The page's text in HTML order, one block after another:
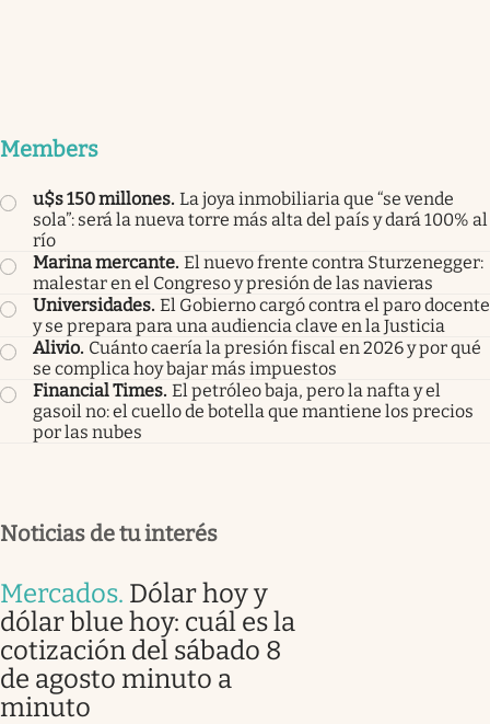
Members
u$s 150 millones. La joya inmobiliaria que “se vende
sola”: será la nueva torre más alta del país y dará 100% al
río
Marina mercante. El nuevo frente contra Sturzenegger:
malestar en el Congreso y presión de las navieras
Universidades. El Gobierno cargó contra el paro docente
y se prepara para una audiencia clave en la Justicia
Alivio. Cuánto caería la presión fiscal en 2026 y por qué
se complica hoy bajar más impuestos
Financial Times. El petróleo baja, pero la nafta y el
gasoil no: el cuello de botella que mantiene los precios
por las nubes
Noticias de tu interés
Mercados. Dólar hoy y
dólar blue hoy: cuál es la
cotización del sábado 8
de agosto minuto a
minuto